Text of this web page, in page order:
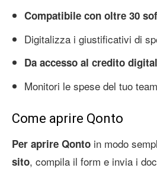
Compatibile con oltre 30
Digitalizza i giustificativi di
Da accesso al credito
Monitori le spese del tuo
Come aprire Qonto
Per aprire Qonto in modo
sito, compila il form e invia i